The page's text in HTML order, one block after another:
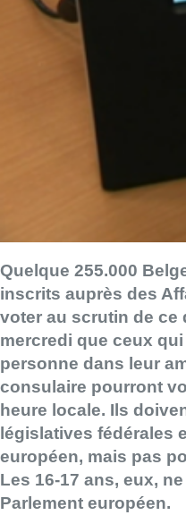
Quelque 255.000
inscrits auprès des
voter au scrutin de ce
mercredi que ceux
personne dans leur
consulaire pourront
heure locale. Ils
législatives fédérales
européen, mais pas
Les 16-17 ans, eux,
Parlement européen.